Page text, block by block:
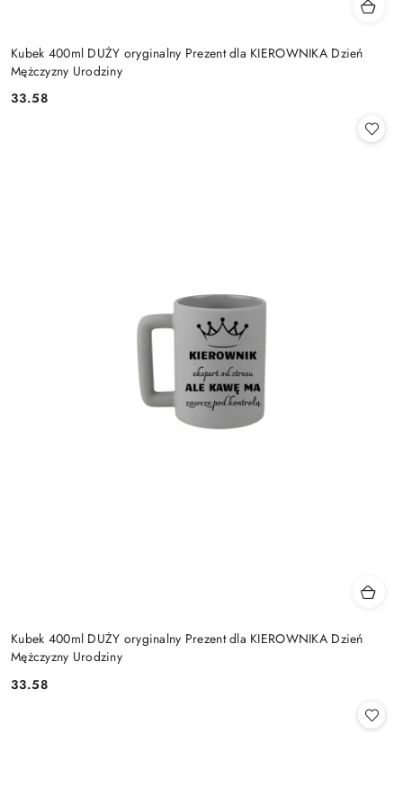
Kubek 400ml DUŻY oryginalny Prezent dla KIEROWNIKA Dzień
Mężczyzny Urodziny
Cena:
33.58
Kubek 400ml DUŻY oryginalny Prezent dla KIEROWNIKA Dzień
Mężczyzny Urodziny
Cena:
33.58